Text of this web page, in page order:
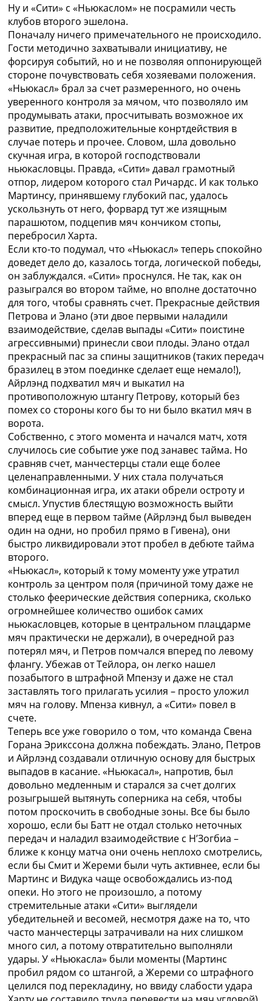
Ну и «Сити» с «Ньюкаслом» не посрамили честь
клубов второго эшелона.
Поначалу ничего примечательного не происходило.
Гости методично захватывали инициативу, не
форсируя событий, но и не позволяя оппонирующей
стороне почувствовать себя хозяевами положения.
«Ньюкасл» брал за счет размеренного, но очень
уверенного контроля за мячом, что позволяло им
продумывать атаки, просчитывать возможное их
развитие, предположительные конртдействия в
случае потерь и прочее. Словом, шла довольно
скучная игра, в которой господствовали
ньюкасловцы. Правда, «Сити» давал грамотный
отпор, лидером которого стал Ричардс. И как только
Мартинсу, принявшему глубокий пас, удалось
ускользнуть от него, форвард тут же изящным
парашютом, подцепив мяч кончиком стопы,
перебросил Харта.
Если кто-то подумал, что «Ньюкасл» теперь спокойно
доведет дело до, казалось тогда, логической победы,
он заблуждался. «Сити» проснулся. Не так, как он
разыгрался во втором тайме, но вполне достаточно
для того, чтобы сравнять счет. Прекрасные действия
Петрова и Элано (эти двое первыми наладили
взаимодействие, сделав выпады «Сити» поистине
агрессивными) принесли свои плоды. Элано отдал
прекрасный пас за спины защитников (таких передач
бразилец в этом поединке сделает еще немало!),
Айрлэнд подхватил мяч и выкатил на
противоположную штангу Петрову, который без
помех со стороны кого бы то ни было вкатил мяч в
ворота.
Собственно, с этого момента и начался матч, хотя
случилось сие событие уже под занавес тайма. Но
сравняв счет, манчестерцы стали еще более
целенаправленными. У них стала получаться
комбинационная игра, их атаки обрели остроту и
смысл. Упустив блестящую возможность выйти
вперед еще в первом тайме (Айрлэнд был выведен
один на одни, но пробил прямо в Гивена), они
быстро ликвидировали этот пробел в дебюте тайма
второго.
«Ньюкасл», который к тому моменту уже утратил
контроль за центром поля (причиной тому даже не
столько феерические действия соперника, сколько
огромнейшее количество ошибок самих
ньюкасловцев, которые в центральном плацдарме
мяч практически не держали), в очередной раз
потерял мяч, и Петров помчался вперед по левому
флангу. Убежав от Тейлора, он легко нашел
позабытого в штрафной Мпензу и даже не стал
заставлять того прилагать усилия – просто уложил
мяч на голову. Мпенза кивнул, а «Сити» повел в
счете.
Теперь все уже говорило о том, что команда Свена
Горана Эрикссона должна побеждать. Элано, Петров
и Айрлэнд создавали отличную основу для быстрых
выпадов в касание. «Ньюкасал», напротив, был
довольно медленным и старался за счет долгих
розыгрышей вытянуть соперника на себя, чтобы
потом проскочить в свободные зоны. Все бы было
хорошо, если бы Батт не отдал столько неточных
передач и наладил взаимодействие с Н’Зогбиа –
ближе к концу матча они очень неплохо смотрелись,
если бы Смит и Жереми были чуть активнее, если бы
Мартинс и Видука чаще освобождались из-под
опеки. Но этого не произошло, а потому
стремительные атаки «Сити» выглядели
убедительней и весомей, несмотря даже на то, что
часто манчестерцы затрачивали на них слишком
много сил, а потому отвратительно выполняли
удары. У «Ньюкасла» были моменты (Мартинс
пробил рядом со штангой, а Жереми со штрафного
целился под перекладину, но ввиду слабости удара